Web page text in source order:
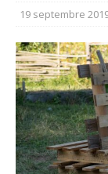
19 septembre